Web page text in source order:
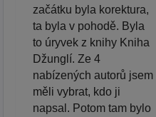
začátku byla korektura,
ta byla v pohodě. Byla
to úryvek z knihy Kniha
Džunglí. Ze 4
nabízených autorů jsem
měli vybrat, kdo ji
napsal. Potom tam bylo